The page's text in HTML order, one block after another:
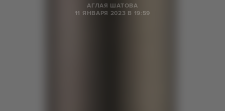
АГЛАЯ ШАТОВА
11 ЯНВАРЯ 2023 В 19:59